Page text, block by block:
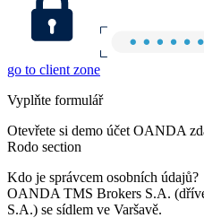
go to client zone
Vyplňte formulář
Otevřete si demo účet OANDA
Rodo section
Kdo je správcem osobních údajů?
OANDA TMS Brokers S.A.
S.A.) se sídlem ve Varšavě.